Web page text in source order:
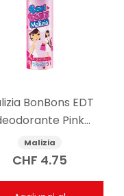
BonBons EDT
Pink
Grapefruit 75 ml
Malizia
CHF 4.75